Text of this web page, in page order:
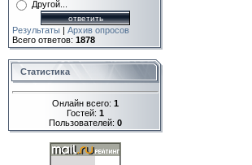
Другой...
Результаты | Архив опросов
Всего ответов: 1878
Статистика
Онлайн всего: 1
Гостей: 1
Пользователей: 0